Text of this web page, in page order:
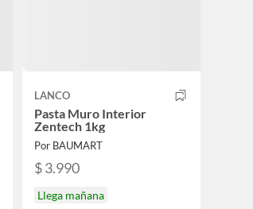
LANCO
Pasta Muro Interior
Zentech 1kg
Por BAUMART
$ 3.990
Llega mañana